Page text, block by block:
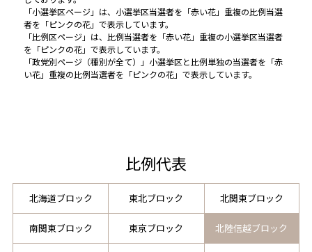
「小選挙区ページ」は、小選挙区当選者を「赤い花」重複の比例当選
者を「ピンクの花」で表示しています。
「比例区ページ」は、比例当選者を「赤い花」重複の小選挙区当選者
を「ピンクの花」で表示しています。
「政党別ページ（種別が全て）」小選挙区と比例単独の当選者を「赤
い花」重複の比例当選者を「ピンクの花」で表示しています。
比例代表
北海道ブロック 東北ブロック 北関東ブロック
南関東ブロック 東京ブロック 北陸信越ブロック